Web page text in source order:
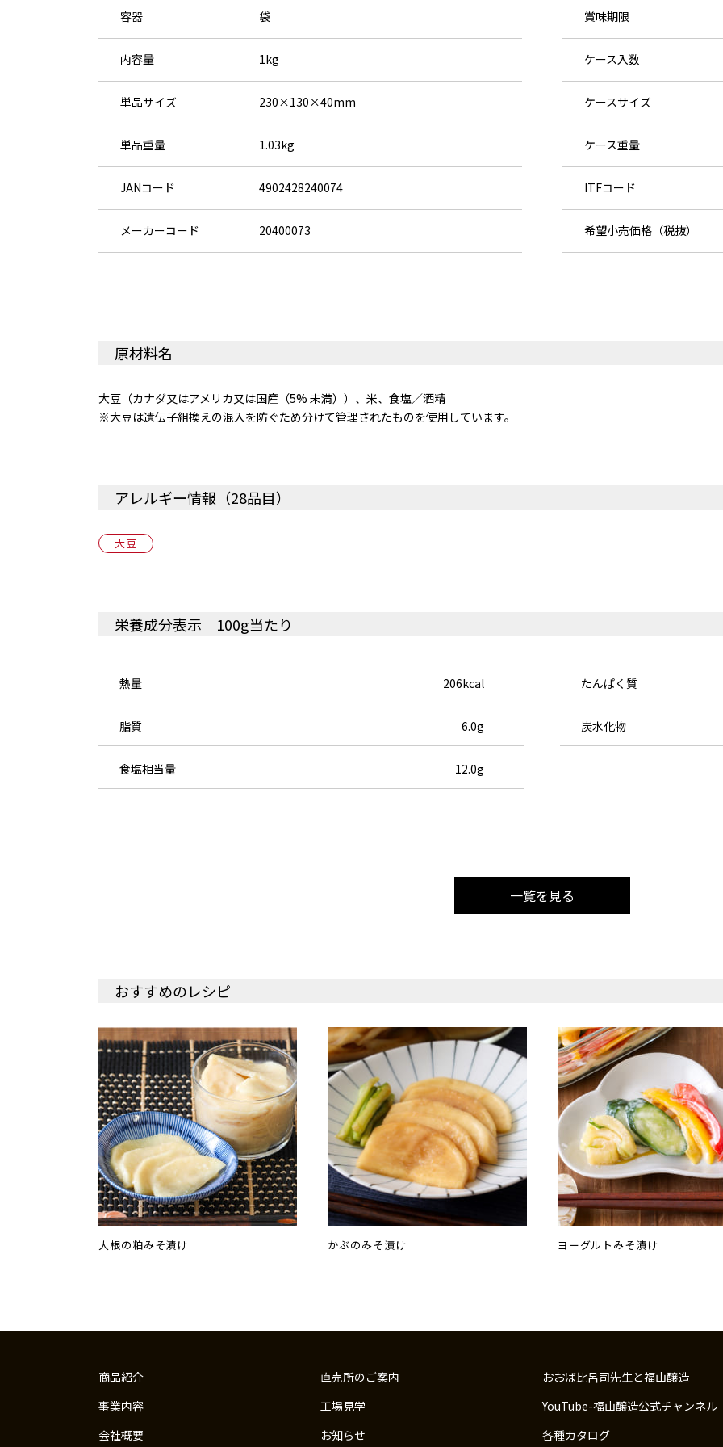
容器 袋 賞味期限
内容量 1kg ケース入数
単品サイズ 230×130×40mm ケースサイズ
単品重量 1.03kg ケース重量
JANコード 4902428240074 ITFコード
メーカーコード 20400073 希望小売価格（税抜）
原材料名
大豆（カナダ又はアメリカ又は国産（5% 未満））、米、食塩／酒精
※大豆は遺伝子組換えの混入を防ぐため分けて管理されたものを使用しています。
アレルギー情報（28品目）
大豆
栄養成分表示 100g当たり
熱量 206kcal
脂質 6.0g
食塩相当量 12.0g
たんぱく質
炭水化物
一覧を見る
おすすめのレシピ
大根の粕みそ漬け かぶのみそ漬け ヨーグルトみそ漬け
商品紹介
事業内容
会社概要
直売所のご案内
工場見学
お知らせ
おおば比呂司先生と福山醸造
YouTube-福山醸造公式チャンネル
各種カタログ